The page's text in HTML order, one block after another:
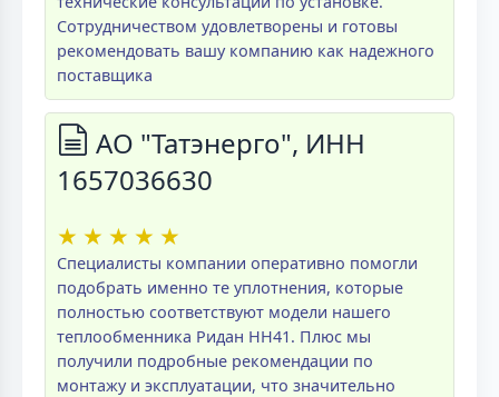
Сотрудничеством удовлетворены и готовы
рекомендовать вашу компанию как надежного
поставщика
АО "Татэнерго", ИНН
1657036630
★ ★ ★ ★ ★
Специалисты компании оперативно помогли
подобрать именно те уплотнения, которые
полностью соответствуют модели нашего
теплообменника Ридан НН41. Плюс мы
получили подробные рекомендации по
монтажу и эксплуатации, что значительно